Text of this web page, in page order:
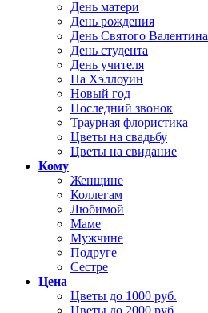
День матери
День рождения
День Святого Валентина
День студента
День учителя
На Хэллоуин
Новый год
Последний звонок
Траурная флористика
Цветы на свадьбу
Цветы на свидание
Кому
Женщине
Коллегам
Любимой
Маме
Мужчине
Подруге
Сестре
Цена
Цветы до 1000 руб.
Цветы до 2000 руб.